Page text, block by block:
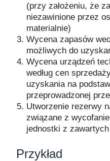
(przy założeniu, że
niezawinione przez
materialnie)
Wycena zapasów
możliwych do
Wycena urządzeń
według cen
uzyskania na
przeprowadzonej
Utworzenie rezerwy
związane z
jednostki z
Przykład